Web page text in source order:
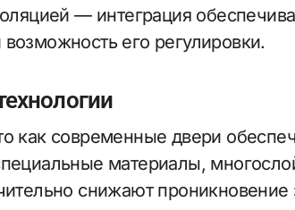
— интеграция
его регулировки.
как современные двери
материалы,
снижают